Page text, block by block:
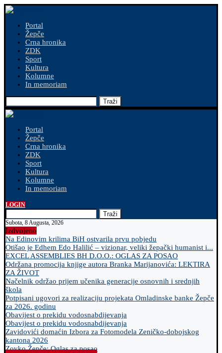
Portal
Žepče
Crna hronika
ZDK
Sport
Kultura
Kolumne
In memoriam
Traži
Portal
Žepče
Crna hronika
ZDK
Sport
Kultura
Kolumne
In memoriam
LOGIN
Traži
Subota, 8 Augusta, 2026
Izdvojeno
Na Edinovim krilima BiH ostvarila prvu pobjedu
Otišao je Edhem Edo Halilić – vizionar, veliki žepački humanist i...
EXCEL ASSEMBLIES BH D.O.O.: OGLAS ZA POSAO
Održana promocija knjige autora Branka Marijanovića: LEKTIRA
ZA ŽIVOT
Načelnik održao prijem učenika generacije osnovnih i srednjih
škola
Potpisani ugovori za realizaciju projekata Omladinske banke Žepče
za 2026. godinu
Obavijest o prekidu vodosnabdijevanja
Obavijest o prekidu vodosnabdijevanja
Zavidovići domaćin Izbora za Fotomodela Zeničko-dobojskog
kantona 2026
Zovko Žepče: Oglas za posao